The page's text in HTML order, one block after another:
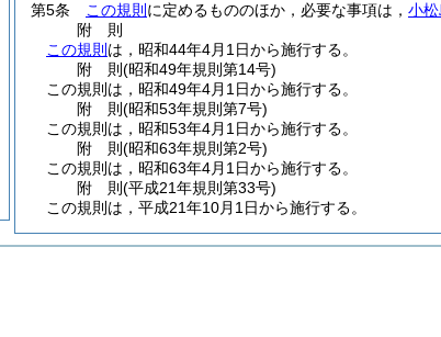
第5条
この規則 に定めるもののほか，必要な事項は， 小
附 則
この規則 は，昭和44年4月1日から施行する。
附 則(昭和49年規則第14号)
この規則は，昭和49年4月1日から施行する。
附 則(昭和53年規則第7号)
この規則は，昭和53年4月1日から施行する。
附 則(昭和63年規則第2号)
この規則は，昭和63年4月1日から施行する。
附 則(平成21年規則第33号)
この規則は，平成21年10月1日から施行する。